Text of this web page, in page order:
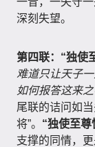
深刻失望。
第四联：“独使
难道只让天子
如何报答这来
尾联的诘问如
将”。 “独使至尊
支撑的同情，